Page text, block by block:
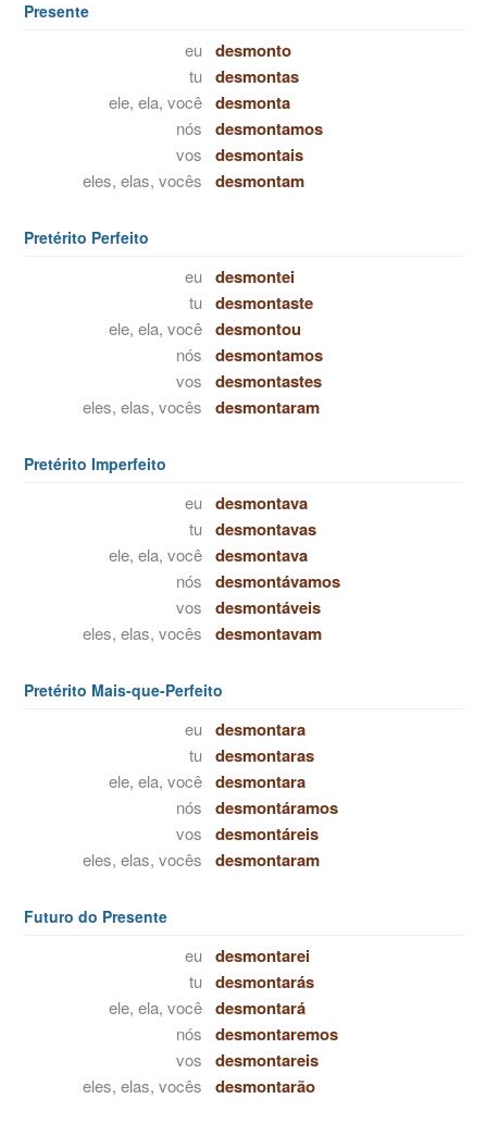
Presente
eu desmonto
tu desmontas
ele, ela, você desmonta
nós desmontamos
vos desmontais
eles, elas, vocês desmontam
Pretérito Perfeito
eu desmontei
tu desmontaste
ele, ela, você desmontou
nós desmontamos
vos desmontastes
eles, elas, vocês desmontaram
Pretérito Imperfeito
eu desmontava
tu desmontavas
ele, ela, você desmontava
nós desmontávamos
vos desmontáveis
eles, elas, vocês desmontavam
Pretérito Mais-que-Perfeito
eu desmontara
tu desmontaras
ele, ela, você desmontara
nós desmontáramos
vos desmontáreis
eles, elas, vocês desmontaram
Futuro do Presente
eu desmontarei
tu desmontarás
ele, ela, você desmontará
nós desmontaremos
vos desmontareis
eles, elas, vocês desmontarão